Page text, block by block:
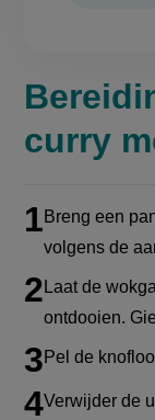
curry
Stappenplan
Breng een
volgens de
Laat de
ontdooien.
Pel de
Verwijder de